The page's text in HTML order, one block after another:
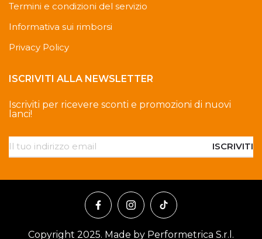
Termini e condizioni del servizio
Informativa sui rimborsi
Privacy Policy
ISCRIVITI ALLA NEWSLETTER
Iscriviti per ricevere sconti e promozioni di nuovi
lanci!
ISCRIVITI
Copyright 2025. Made by Performetrica S.r.l.